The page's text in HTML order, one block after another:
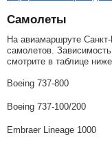
Самолеты
На авиамаршруте
самолетов.
смотрите в таблице ниже.
Boeing 737-800
Boeing 737-100/200
Embraer Lineage 1000